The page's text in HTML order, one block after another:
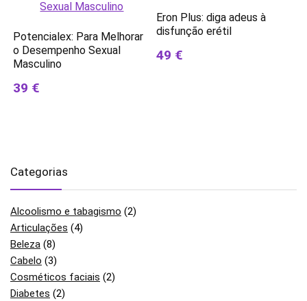
Potencialex: Para Melhorar
o Desempenho Sexual
Masculino
39 €
Eron Plus: diga adeus à
disfunção erétil
49 €
Categorias
Alcoolismo e tabagismo (2)
Articulações (4)
Beleza (8)
Cabelo (3)
Cosméticos faciais (2)
Diabetes (2)